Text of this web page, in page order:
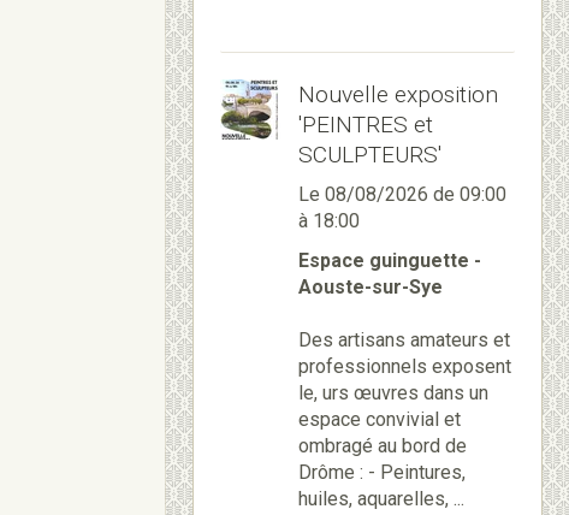
Nouvelle exposition
'PEINTRES et
SCULPTEURS'
Le 08/08/2026 de 09:00
à 18:00
Espace guinguette -
Aouste-sur-Sye
Des artisans amateurs et
professionnels exposent
le, urs œuvres dans un
espace convivial et
ombragé au bord de
Drôme : - Peintures,
huiles, aquarelles, ...